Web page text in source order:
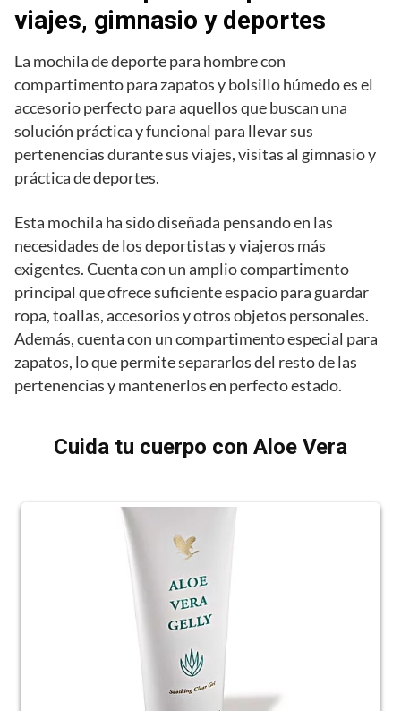
viajes, gimnasio y deportes
La mochila de deporte para hombre con
compartimento para zapatos y bolsillo húmedo es el
accesorio perfecto para aquellos que buscan una
solución práctica y funcional para llevar sus
pertenencias durante sus viajes, visitas al gimnasio y
práctica de deportes.
Esta mochila ha sido diseñada pensando en las
necesidades de los deportistas y viajeros más
exigentes. Cuenta con un amplio compartimento
principal que ofrece suficiente espacio para guardar
ropa, toallas, accesorios y otros objetos personales.
Además, cuenta con un compartimento especial para
zapatos, lo que permite separarlos del resto de las
pertenencias y mantenerlos en perfecto estado.
Cuida tu cuerpo con Aloe Vera